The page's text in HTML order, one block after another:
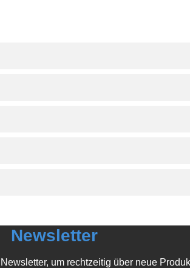
Newsletter
um rechtzeitig über neue